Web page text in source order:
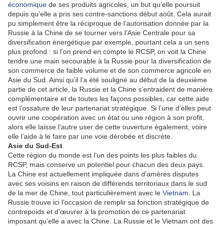
économique de ses produits agricoles, un but qu’elle poursuit
depuis qu’elle a pris ses contre-sanctions début août. Cela aurait
pu simplement être la réciproque de l’autorisation donnée par la
Russie à la Chine de se tourner vers l’Asie Centrale pour sa
diversification énergétique par exemple, pourtant cela a un sens
plus profond : si l’on prend en compte le RCSP, on voit la Chine
tendre une main secourable à la Russie pour la diversification de
son commerce de faible volume et de son commerce agricole en
Asie du Sud. Ainsi qu’il l’a été souligné au début de la deuxième
partie de cet article, la Russie et la Chine s’entraident de manière
complémentaire et de toutes les façons possibles, car cette aide
est l’ossature de leur partenariat stratégique. Si l’une d’elles peut
ouvrir une coopération avec un état ou une région à son profit,
alors elle laisse l’autre user de cette ouverture également, voire
elle l’aide à le faire par une voie dérobée et discrète.
Asie du Sud-Est
Cette région du monde est l’un des points les plus faibles du
RCSP, mais conserve un potentiel pour chacun des deux pays.
La Chine est actuellement impliquée dans d’amères disputes
avec ses voisins en raison de différends territoriaux dans le sud
de la mer de Chine, tout particulièrement avec le Vietnam . La
Russie trouve ici l’occasion de remplir sa fonction stratégique de
contrepoids et d’œuvrer à la promotion de ce partenariat
imposant qu’elle a avec la Chine. La Russie et le Vietnam ont des